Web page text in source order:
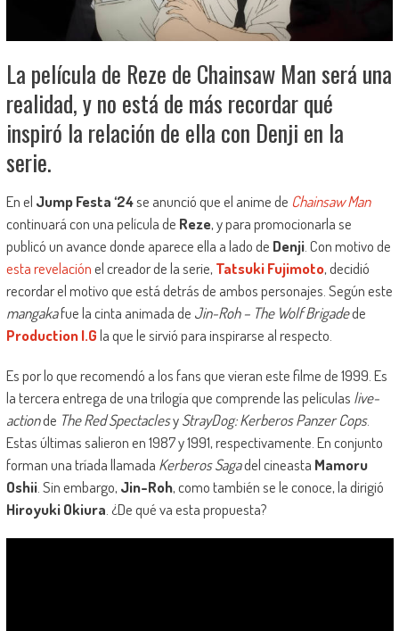
La película de Reze de Chainsaw Man será una
realidad, y no está de más recordar qué
inspiró la relación de ella con Denji en la
serie.
En el Jump Festa ‘24se anunció que el anime de Chainsaw Man
continuará con una película de Reze, y para promocionarla se
publicó un avance donde aparece ella a lado de Denji. Con motivo de
esta revelaciónel creador de la serie, Tatsuki Fujimoto, decidió
recordar el motivo que está detrás de ambos personajes. Según este
mangakafue la cinta animada de Jin-Roh – The Wolf Brigadede
Production I.Gla que le sirvió para inspirarse al respecto.
Es por lo que recomendó a los fans que vieran este filme de 1999. Es
la tercera entrega de una trilogía que comprende las películas live-
actionde The Red SpectaclesyStrayDog: Kerberos Panzer Cops.
Estas últimas salieron en 1987 y 1991, respectivamente. En conjunto
forman una tríada llamada Kerberos Sagadel cineasta Mamoru
Oshii. Sin embargo, Jin-Roh, como también se le conoce, la dirigió
Hiroyuki Okiura . ¿De qué va esta propuesta?